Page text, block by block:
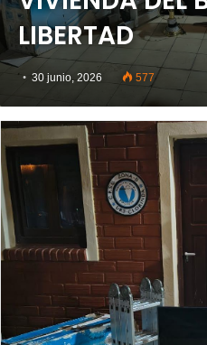
LIBERTAD
30 junio, 2026 577